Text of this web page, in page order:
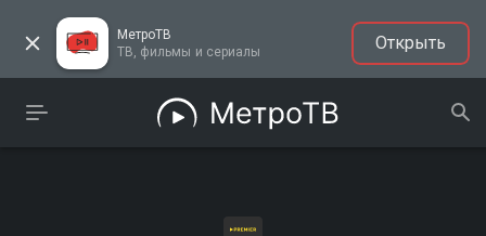
МетроТВ
ТВ, фильмы и сериалы
Открыть